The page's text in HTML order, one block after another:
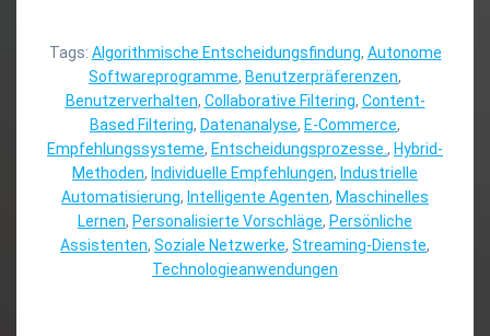
Tags: Algorithmische Entscheidungsfindung, Autonome
Softwareprogramme, Benutzerpräferenzen,
Benutzerverhalten, Collaborative Filtering, Content-
Based Filtering, Datenanalyse, E-Commerce,
Empfehlungssysteme, Entscheidungsprozesse. , Hybrid-
Methoden, Individuelle Empfehlungen, Industrielle
Automatisierung, Intelligente Agenten, Maschinelles
Lernen, Personalisierte Vorschläge, Persönliche
Assistenten, Soziale Netzwerke, Streaming-Dienste,
Technologieanwendungen